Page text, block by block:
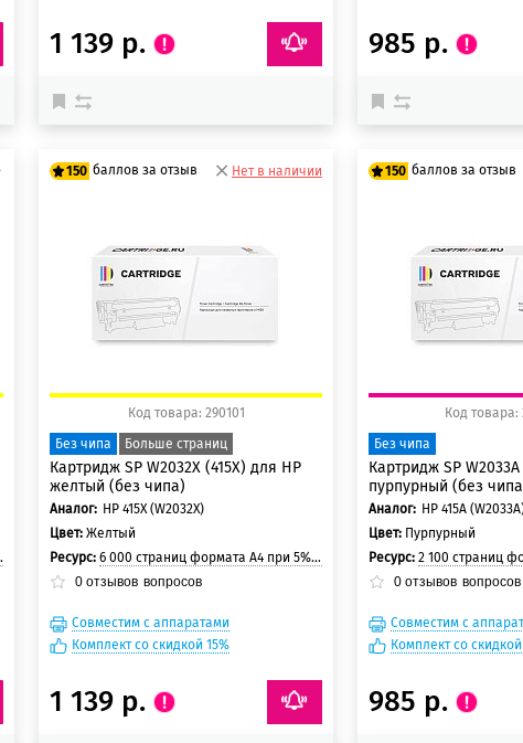
1 139 р. 985 р.
150 баллов за отзыв
150 баллов
Нет в наличии
Код товара: 290101
Без чипа
Больше страниц
Картридж SP W2032X (415X) для HP
желтый (без чипа)
Аналог: HP 415X (W2032X)
Цвет: Желтый
Ресурс: 6 000 страниц формата А4 при 5% заполнении страницы
0 отзывов вопросов
Совместим с аппаратами
Комплект со скидкой 15%
1 139 р.
150 баллов за отзыв
150 баллов
Код товара:
Без чипа
Картридж SP
пурпурный (без
Аналог: HP 415A
Цвет: Пурпурный
Ресурс: 2 100 страниц формата А4
0 отзывов вопросов
Совместим с
Комплект со скидкой
985 р.